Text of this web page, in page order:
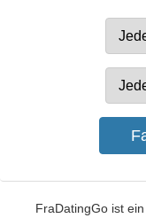
FraDatingGo ist